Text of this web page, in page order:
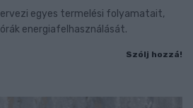
egyes termelési folyamatait,
energiafelhasználását.
Szólj hozzá!